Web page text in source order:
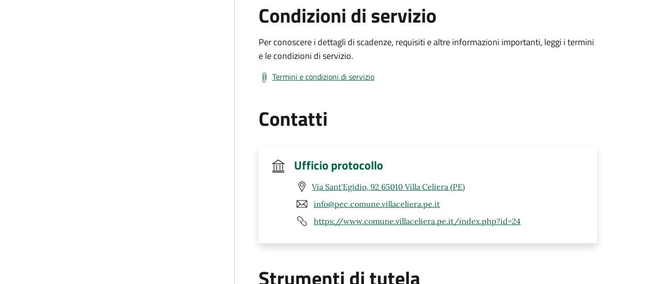
Condizioni di servizio
Per conoscere i dettagli di scadenze, requisiti e altre informazioni importanti, leggi i termini
e le condizioni di servizio.
Termini e condizioni di servizio
Contatti
Ufficio protocollo
Via Sant'Egidio, 92 65010 Villa Celiera (PE)
info@pec.comune.villaceliera.pe.it
https://www.comune.villaceliera.pe.it/index.php?id=24